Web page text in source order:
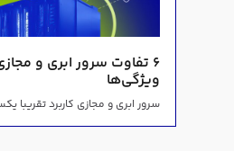
۶ تفاوت سرور ابری و
ویژگی‌ها
سرور ابری و مجازی کاربرد تقریبا